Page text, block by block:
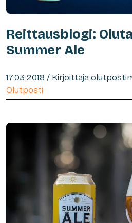
Reittausblogi:
Summer Ale
17.03.2018 / Kirjoittaja
Olutposti